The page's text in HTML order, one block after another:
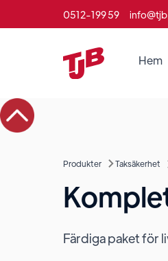
0512-199 59
Hem
Produkter Taksäkerhet
Färdiga paket för